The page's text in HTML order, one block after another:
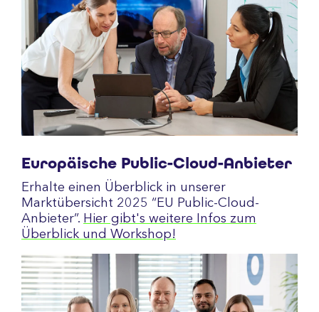
Europäische Public-Cloud-Anbieter
Erhalte einen Überblick in unserer
Marktübersicht 2025 “EU Public-Cloud-
Anbieter”. Hier gibt's weitere Infos zum
Überblick und Workshop!